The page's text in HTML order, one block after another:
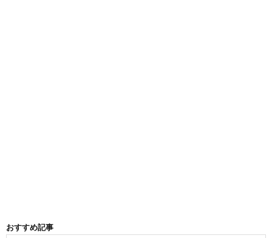
おすすめ記事